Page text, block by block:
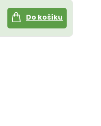
Do košíku